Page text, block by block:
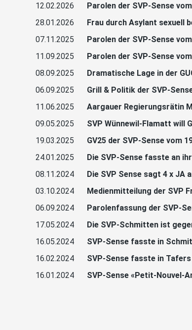
12.02.2026
Parolen der SVP-Sense
28.01.2026
Frau durch Asylant sexuell
07.11.2025
Parolen der SVP-Sense
11.09.2025
Parolen der SVP-Sense
08.09.2025
Dramatische Lage in der
06.09.2025
Grill & Politik der SVP-
11.06.2025
Aargauer Regierungsrätin
09.05.2025
SVP Wünnewil-Flamatt will
19.03.2025
GV25 der SVP-Sense vom
24.01.2025
Die SVP-Sense fasste an
08.11.2024
Die SVP Sense sagt 4 x JA
03.10.2024
Medienmitteilung der SVP
06.09.2024
Parolenfassung der SVP-
17.05.2024
Die SVP-Schmitten ist
16.05.2024
SVP-Sense fasste in
16.02.2024
SVP-Sense fasste in
16.01.2024
SVP-Sense «Petit-Nouvel-